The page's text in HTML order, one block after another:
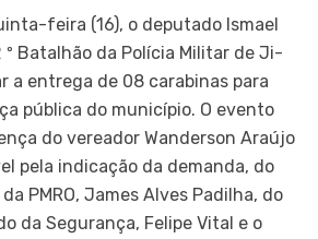
feira (16), o deputado Ismael
º Batalhão da Polícia Militar de Ji-
a entrega de 08 carabinas para
pública do município. O evento
do vereador Wanderson Araújo
pela indicação da demanda, do
PMRO, James Alves Padilha, do
da Segurança, Felipe Vital e o